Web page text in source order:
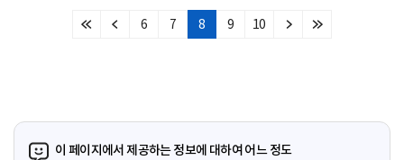
처
이
6 7 8 9 10
다
마
이 페이지에서 제공하는 정보에 대하여 어느 정도